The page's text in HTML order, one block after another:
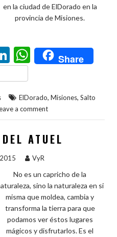
en la ciudad de ElDorado en la
provincia de Misiones.
Li
n
ke
dI
n
W
s
A
p
p
Share
ElDorado, Misiones, Salto
a comment
ATUEL
VyR
No es un capricho de la
sino la naturaleza en si
misma que moldea, cambia y
transforma la tierra para que
podamos ver éstos lugares
mágicos y disfrutarlos. Es el